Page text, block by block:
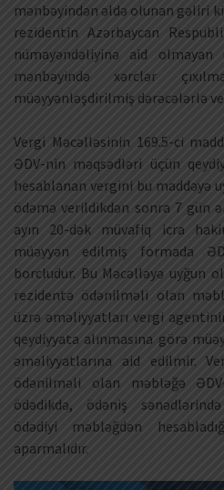
mənbəyindən əldə olunan gəliri
rezidentin Azərbaycan
nümayəndəliyinə aid
mənbəyində xərclər
müəyyənləşdirilmiş dərəcələrlə
Vergi Məcəlləsinin 169.5-ci
ƏDV-nin məqsədləri üçün
hesablanan vergini bu maddəyə
ödəmə verildikdən sonra 7 gün
ayın 20-dək müvafiq icra
müəyyən edilmiş formada
borcludur. Bu Məcəlləyə uyğun
rezidentə ödənilməli olan
üzrə əməliyyatları vergi
qeydiyyata alınmasına görə
əməliyyatlarına aid edilmir.
ödənilməli olan məbləğə
ödədikdə, ödəniş
ödədiyi məbləğdən
aparmalıdır.